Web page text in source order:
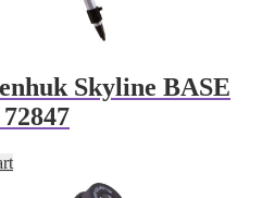
Skyline BASE